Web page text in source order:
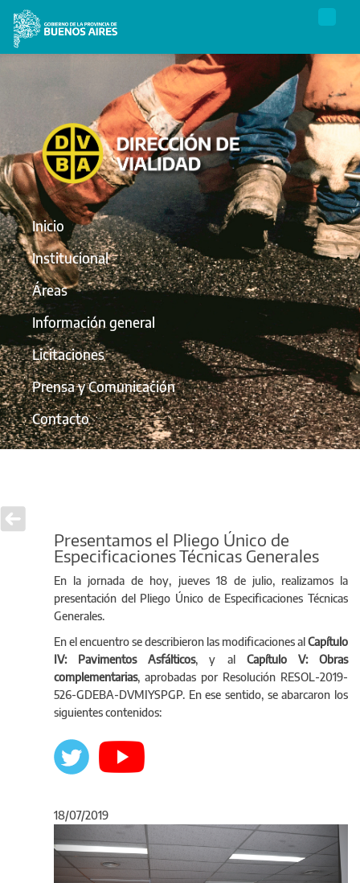
Inicio
Institucional
Áreas
Información general
Licitaciones
Prensa y Comunicación
Contacto
Presentamos el Pliego Único de
Especificaciones Técnicas Generales
En la jornada de hoy, jueves 18 de julio, realizamos la
presentación del Pliego Único de Especificaciones Técnicas
Generales.
En el encuentro se describieron las modificaciones alCapítulo
IV: Pavimentos Asfálticos, y al Capítulo V: Obras
complementarias, aprobadas por Resolución RESOL-2019-
526-GDEBA-DVMIYSPGP. En ese sentido, se abarcaron los
siguientes contenidos:
18/07/2019
Anterior